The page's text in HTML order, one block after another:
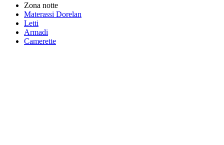
Zona notte
Materassi Dorelan
Letti
Armadi
Camerette